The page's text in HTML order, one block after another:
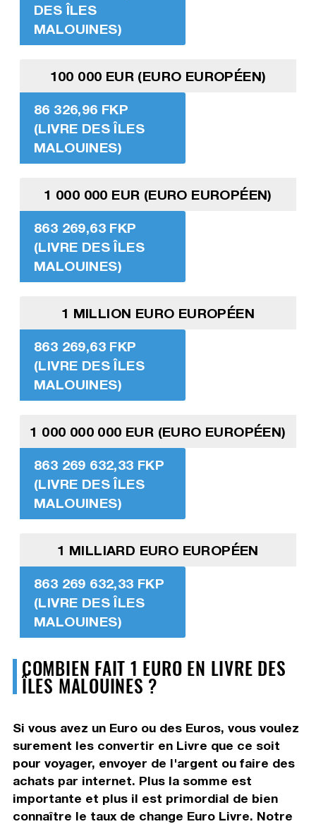
DES ÎLES
MALOUINES)
100 000 EUR (EURO EUROPÉEN)
86 326,96 FKP
(LIVRE DES ÎLES
MALOUINES)
1 000 000 EUR (EURO EUROPÉEN)
863 269,63 FKP
(LIVRE DES ÎLES
MALOUINES)
1 MILLION EURO EUROPÉEN
863 269,63 FKP
(LIVRE DES ÎLES
MALOUINES)
1 000 000 000 EUR (EURO EUROPÉEN)
863 269 632,33 FKP
(LIVRE DES ÎLES
MALOUINES)
1 MILLIARD EURO EUROPÉEN
863 269 632,33 FKP
(LIVRE DES ÎLES
MALOUINES)
COMBIEN FAIT 1 EURO EN LIVRE DES
ÎLES MALOUINES ?
Si vous avez un Euro ou des Euros, vous voulez
surement les convertir en Livre que ce soit
pour voyager, envoyer de l'argent ou faire des
achats par internet. Plus la somme est
importante et plus il est primordial de bien
connaître le taux de change Euro Livre. Notre